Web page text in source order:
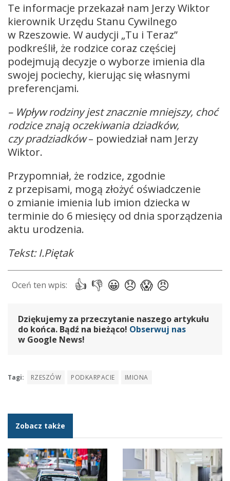
Te informacje przekazał nam Jerzy Wiktor
kierownik Urzędu Stanu Cywilnego
w Rzeszowie. W audycji „Tu i Teraz”
podkreślił, że rodzice coraz częściej
podejmują decyzje o wyborze imienia dla
swojej pociechy, kierując się własnymi
preferencjami.
– Wpływ rodziny jest znacznie mniejszy, choć
rodzice znają oczekiwania dziadków,
czy pradziadków– powiedział nam Jerzy
Wiktor.
Przypomniał, że rodzice, zgodnie
z przepisami, mogą złożyć oświadczenie
o zmianie imienia lub imion dziecka w
terminie do 6 miesięcy od dnia sporządzenia
aktu urodzenia.
Tekst: I.Piętak
Dziękujemy za przeczytanie naszego artykułu
do końca. Bądź na bieżąco! Obserwuj nas
w Google News!
Tagi: RZESZÓW PODKARPACIE IMIONA
Zobacz także